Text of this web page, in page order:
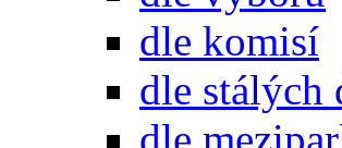
dle komisí
dle stálých